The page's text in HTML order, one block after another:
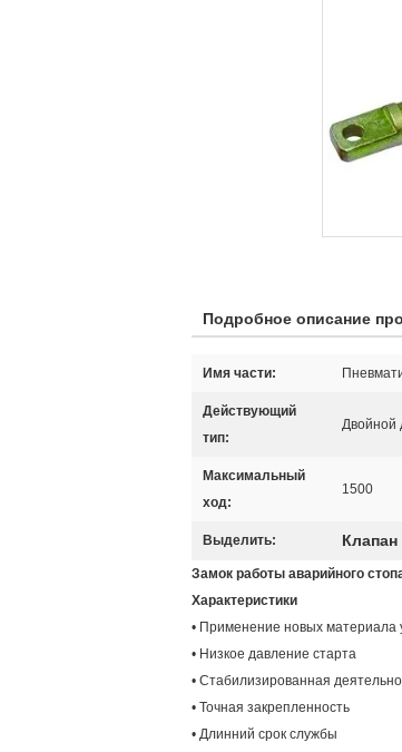
Подробное описание
Имя части:
Действующий
тип:
Двойной
Максимальный
ход:
1500
Выделить:
Замок работы аварийного
Характеристики
• Применение новых материала
• Низкое давление старта
• Стабилизированная
• Точная закрепленность
• Длинний срок службы